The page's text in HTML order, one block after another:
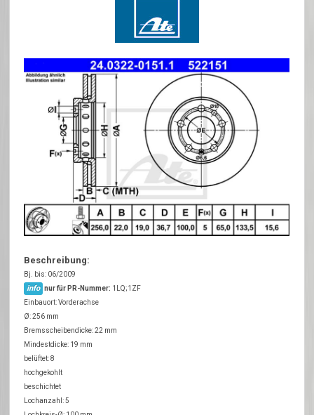
Beschreibung:
Bj. bis: 06/2009
info nur für PR-Nummer: 1LQ;1ZF
Einbauort: Vorderachse
Ø: 256 mm
Bremsscheibendicke: 22 mm
Mindestdicke: 19 mm
belüftet: 8
hochgekohlt
beschichtet
Lochanzahl: 5